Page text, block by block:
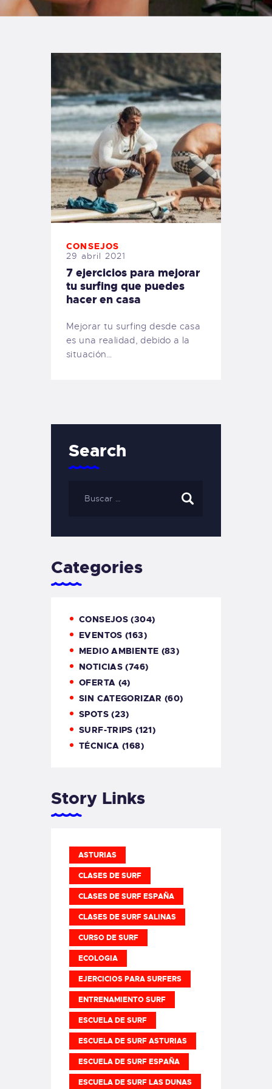
TIENDA FAMILY SURFERS
CONSEJOS
29 abril 2021
7 ejercicios para mejorar
tu surfing que puedes
hacer en casa
Mejorar tu surfing desde casa
es una realidad, debido a la
situación…
Search
Categories
CONSEJOS (304)
EVENTOS (163)
MEDIO AMBIENTE (83)
NOTICIAS (746)
OFERTA (4)
SIN CATEGORIZAR (60)
SPOTS(23)
SURF-TRIPS (121)
TÉCNICA (168)
Story Links
ASTURIAS
CLASES DE SURF
CLASES DE SURF ESPAÑA
CLASES DE SURF SALINAS
CURSO DE SURF
ECOLOGIA
EJERCICIOS PARA SURFERS
ENTRENAMIENTO SURF
ESCUELA DE SURF
ESCUELA DE SURF ASTURIAS
ESCUELA DE SURF ESPAÑA
ESCUELA DE SURF LAS DUNAS